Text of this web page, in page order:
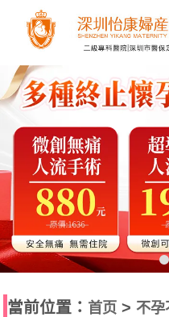
當前位置： 首页 > 不孕